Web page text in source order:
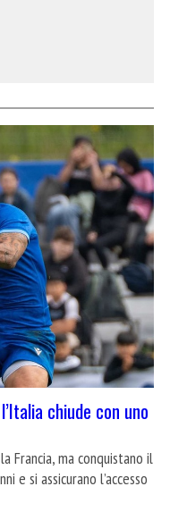
chiude con uno
Francia, ma conquistano il
e si assicurano l’accesso